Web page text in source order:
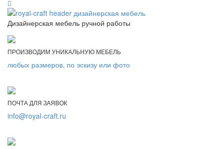
Дизайнерская мебель ручной работы
ПРОИЗВОДИМ УНИКАЛЬНУЮ МЕБЕЛЬ
любых размеров, по эскизу или фото
ПОЧТА ДЛЯ ЗАЯВОК
info@royal-craft.ru